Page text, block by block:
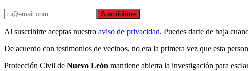
Suscribirme
Al suscribirte aceptas nuestro aviso de privacidad. Puedes darte de baja
De acuerdo con testimonios de vecinos, no era la primera vez que esta
Protección Civil de Nuevo León mantiene abierta la investigación para